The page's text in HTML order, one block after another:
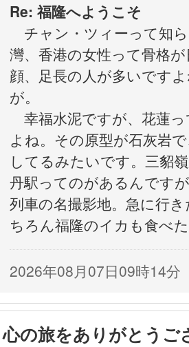
Re: 福隆へようこそ
チャン・ツィーって知
灣、香港の女性って骨格
顔、足長の人が多いです
が。
幸福水泥ですが、花蓮
よね。その原型が石灰岩
してるみたいです。三貂
丹駅ってのがあるんです
列車の名撮影地。急に行
ちろん福隆のイカも食べ
2026年08月07日09時14分
の旅をありがとうご